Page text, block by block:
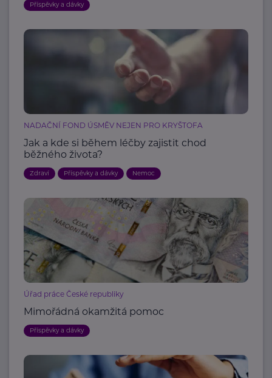
Příspěvky a dávky
NADAČNÍ FOND ÚSMĚV NEJEN PRO KRYŠTOFA
Jak a kde si během léčby zajistit chod
běžného života?
Zdraví Příspěvky a dávky Nemoc
Úřad práce České republiky
Mimořádná okamžitá pomoc
Příspěvky a dávky